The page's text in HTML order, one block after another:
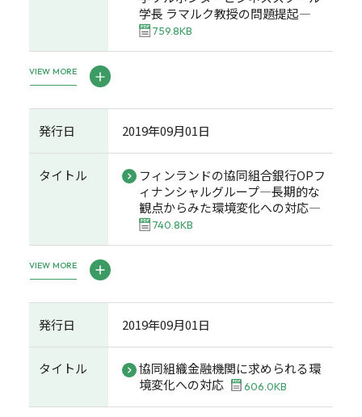
学長 ラマルク教授の問題提起―
759.8KB
VIEW MORE
発行日 2019年09月01日
タイトル
フィンランドの協同組合銀行OPフ
ィナンシャルグループ―長期的な
観点からみた環境変化への対応―
740.8KB
VIEW MORE
発行日 2019年09月01日
タイトル
協同組織金融機関に求められる環
境変化への対応
606.0KB